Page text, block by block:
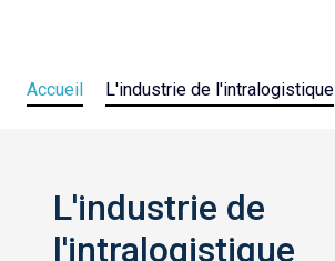
Accueil L'industrie de l'intralogistique
L'industrie de
l'intralogistique